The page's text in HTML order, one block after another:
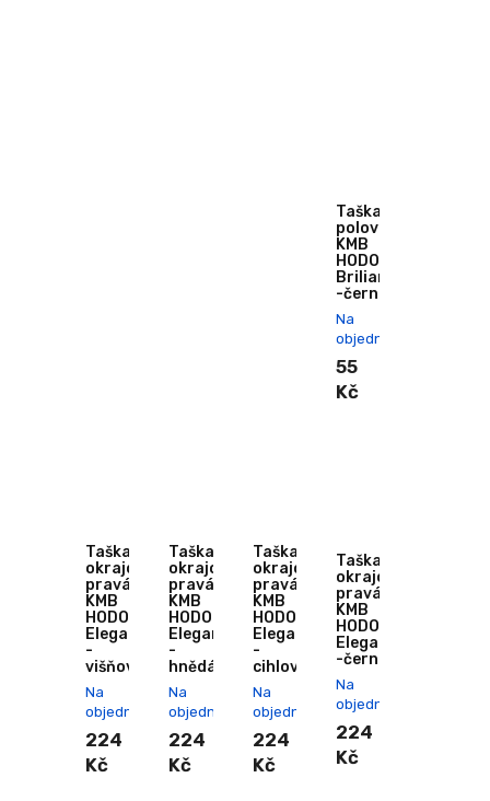
Taška
poloviční
KMB
HODONKA
Briliant
-černá
Na
objednání
55
Kč
Taška
okrajová
pravá
KMB
HODONKA
Elegant
-
višňová
Na
objednání
224
Kč
Taška
okrajová
pravá
KMB
HODONKA
Elegant
-
hnědá
Na
objednání
224
Kč
Taška
okrajová
pravá
KMB
HODONKA
Elegant
-
cihlová
Na
objednání
224
Kč
Taška
okrajová
pravá
KMB
HODONKA
Elegant
-černá
Na
objednání
224
Kč